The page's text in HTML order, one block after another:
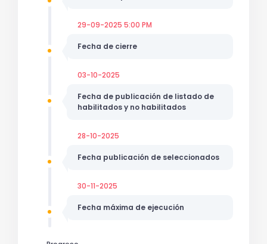
29-09-2025 5:00 PM
Fecha de cierre
03-10-2025
Fecha de publicación de listado de
habilitados y no habilitados
28-10-2025
Fecha publicación de seleccionados
30-11-2025
Fecha máxima de ejecución